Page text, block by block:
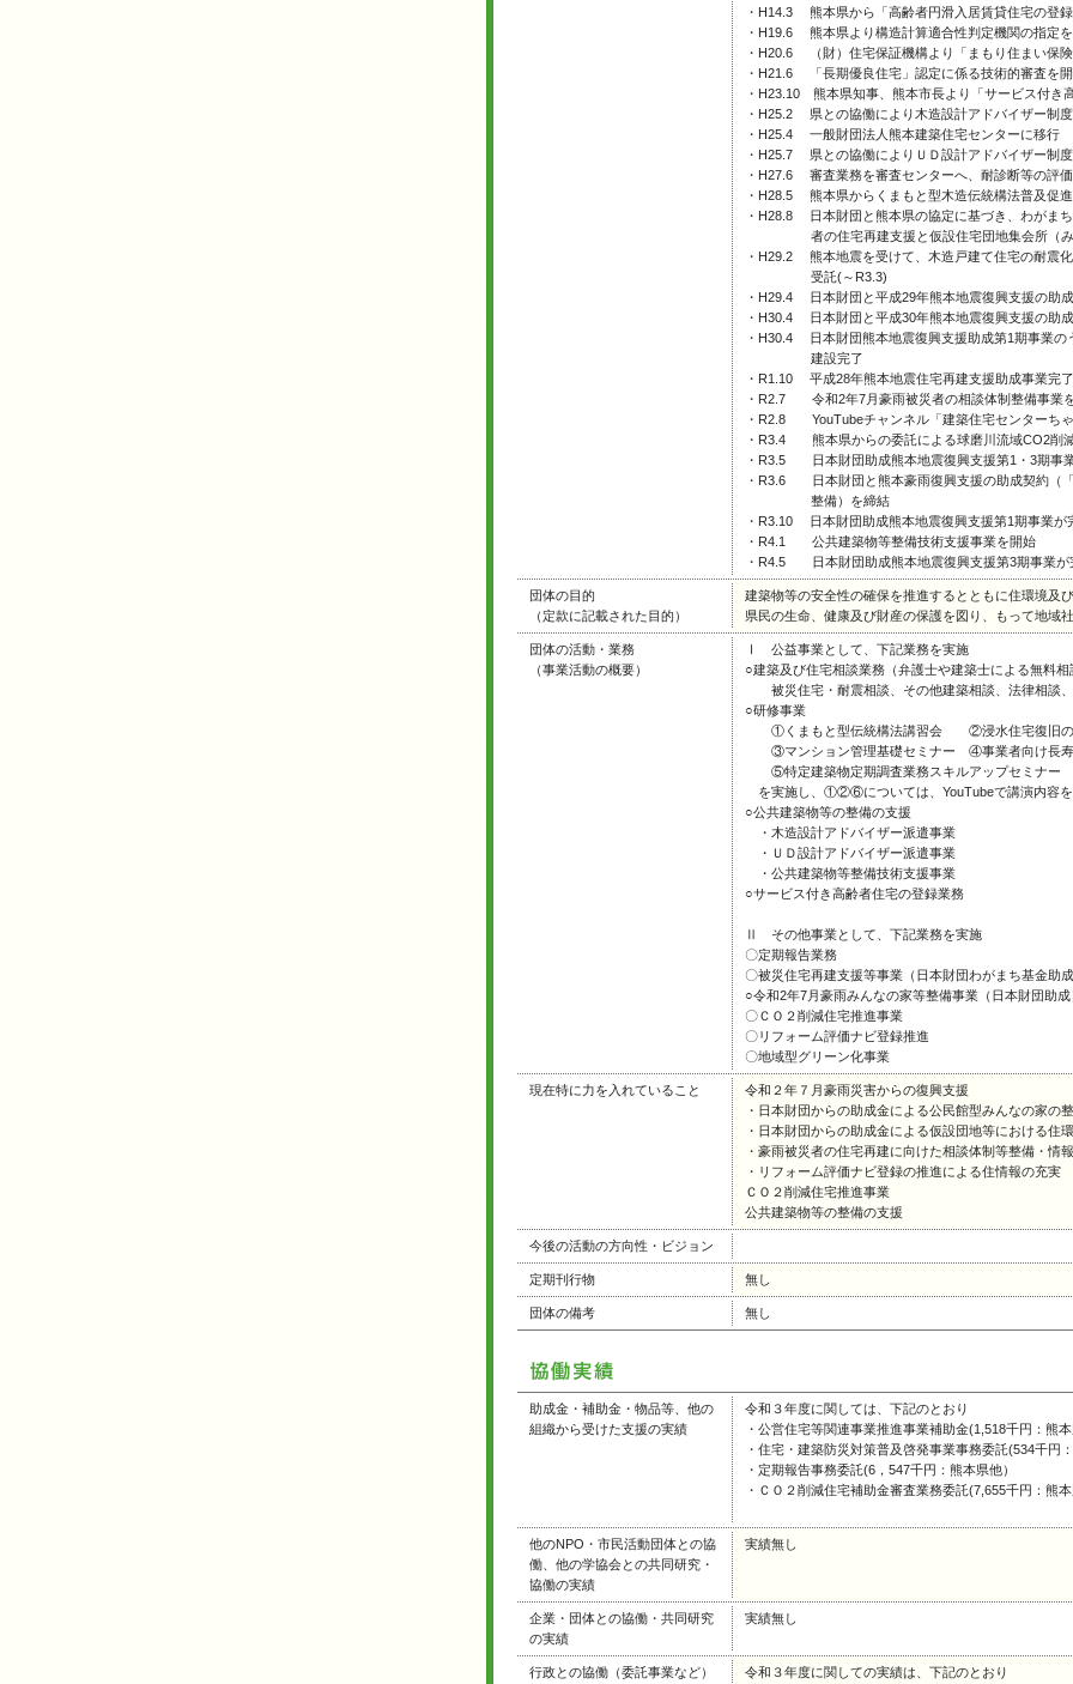
・H14.3 熊本県から「高齢者円滑入居賃貸住宅の登
・H19.6 熊本県より構造計算適合性判定機関の指定
・H20.6 （財）住宅保証機構より「まもり住まい保
・H21.6 「長期優良住宅」認定に係る技術的審査を
・H23.10 熊本県知事、熊本市長より「サービス付き
・H25.2 県との協働により木造設計アドバイザー制
・H25.4 一般財団法人熊本建築住宅センターに移行
・H25.7 県との協働によりＵＤ設計アドバイザー制
・H27.6 審査業務を審査センターへ、耐診断等の評
・H28.5 熊本県からくまもと型木造伝統構法普及促
・H28.8 日本財団と熊本県の協定に基づき、わがま
者の住宅再建支援と仮設住宅団地集会所（みん
・H29.2 熊本地震を受けて、木造戸建て住宅の耐震
受託(～R3.3)
・H29.4 日本財団と平成29年熊本地震復興支援の助成
・H30.4 日本財団と平成30年熊本地震復興支援の助成
・H30.4 日本財団熊本地震復興支援助成第1期事業の
建設完了
・R1.10 平成28年熊本地震住宅再建支援助成事業完
・R2.7 令和2年7月豪雨被災者の相談体制整備事業
・R2.8 YouTubeチャンネル「建築住宅センターち
・R3.4 熊本県からの委託による球磨川流域CO2削
・R3.5 日本財団助成熊本地震復興支援第1・3期事
・R3.6 日本財団と熊本豪雨復興支援の助成契約（
整備）を締結
・R3.10 日本財団助成熊本地震復興支援第1期事業が
・R4.1 公共建築物等整備技術支援事業を開始
・R4.5 日本財団助成熊本地震復興支援第3期事業が
団体の目的
（定款に記載された目的）
建築物等の安全性の確保を推進するとともに住環境及
県民の生命、健康及び財産の保護を図り、もって地域
団体の活動・業務
（事業活動の概要）
Ⅰ 公益事業として、下記業務を実施
○建築及び住宅相談業務（弁護士や建築士による無料相
被災住宅・耐震相談、その他建築相談、法律相談
○研修事業
①くまもと型伝統構法講習会 ②浸水住宅復旧の
③マンション管理基礎セミナー ④事業者向け長寿
⑤特定建築物定期調査業務スキルアップセミナー
を実施し、①②⑥については、YouTubeで講演内容を
○公共建築物等の整備の支援
・木造設計アドバイザー派遣事業
・ＵＤ設計アドバイザー派遣事業
・公共建築物等整備技術支援事業
○サービス付き高齢者住宅の登録業務
Ⅱ その他事業として、下記業務を実施
〇定期報告業務
〇被災住宅再建支援等事業（日本財団わがまち基金助
○令和2年7月豪雨みんなの家等整備事業（日本財団助成
〇ＣＯ２削減住宅推進事業
〇リフォーム評価ナビ登録推進
〇地域型グリーン化事業
現在特に力を入れていること
令和２年７月豪雨災害からの復興支援
・日本財団からの助成金による公民館型みんなの家の
・日本財団からの助成金による仮設団地等における住
・豪雨被災者の住宅再建に向けた相談体制等整備・情
・リフォーム評価ナビ登録の推進による住情報の充実
ＣＯ２削減住宅推進事業
公共建築物等の整備の支援
今後の活動の方向性・ビジョン
定期刊行物 無し
団体の備考 無し
助成金・補助金・物品等、他の
組織から受けた支援の実績
令和３年度に関しては、下記のとおり
・公営住宅等関連事業推進事業補助金(1,518千円：熊本
・住宅・建築防災対策普及啓発事業事務委託(534千円：
・定期報告事務委託(6，547千円：熊本県他）
・ＣＯ２削減住宅補助金審査業務委託(7,655千円：熊
他のNPO・市民活動団体との協
働、他の学協会との共同研究・
協働の実績
実績無し
企業・団体との協働・共同研究
の実績
実績無し
行政との協働（委託事業など） 令和３年度に関しての実績は、下記のとおり